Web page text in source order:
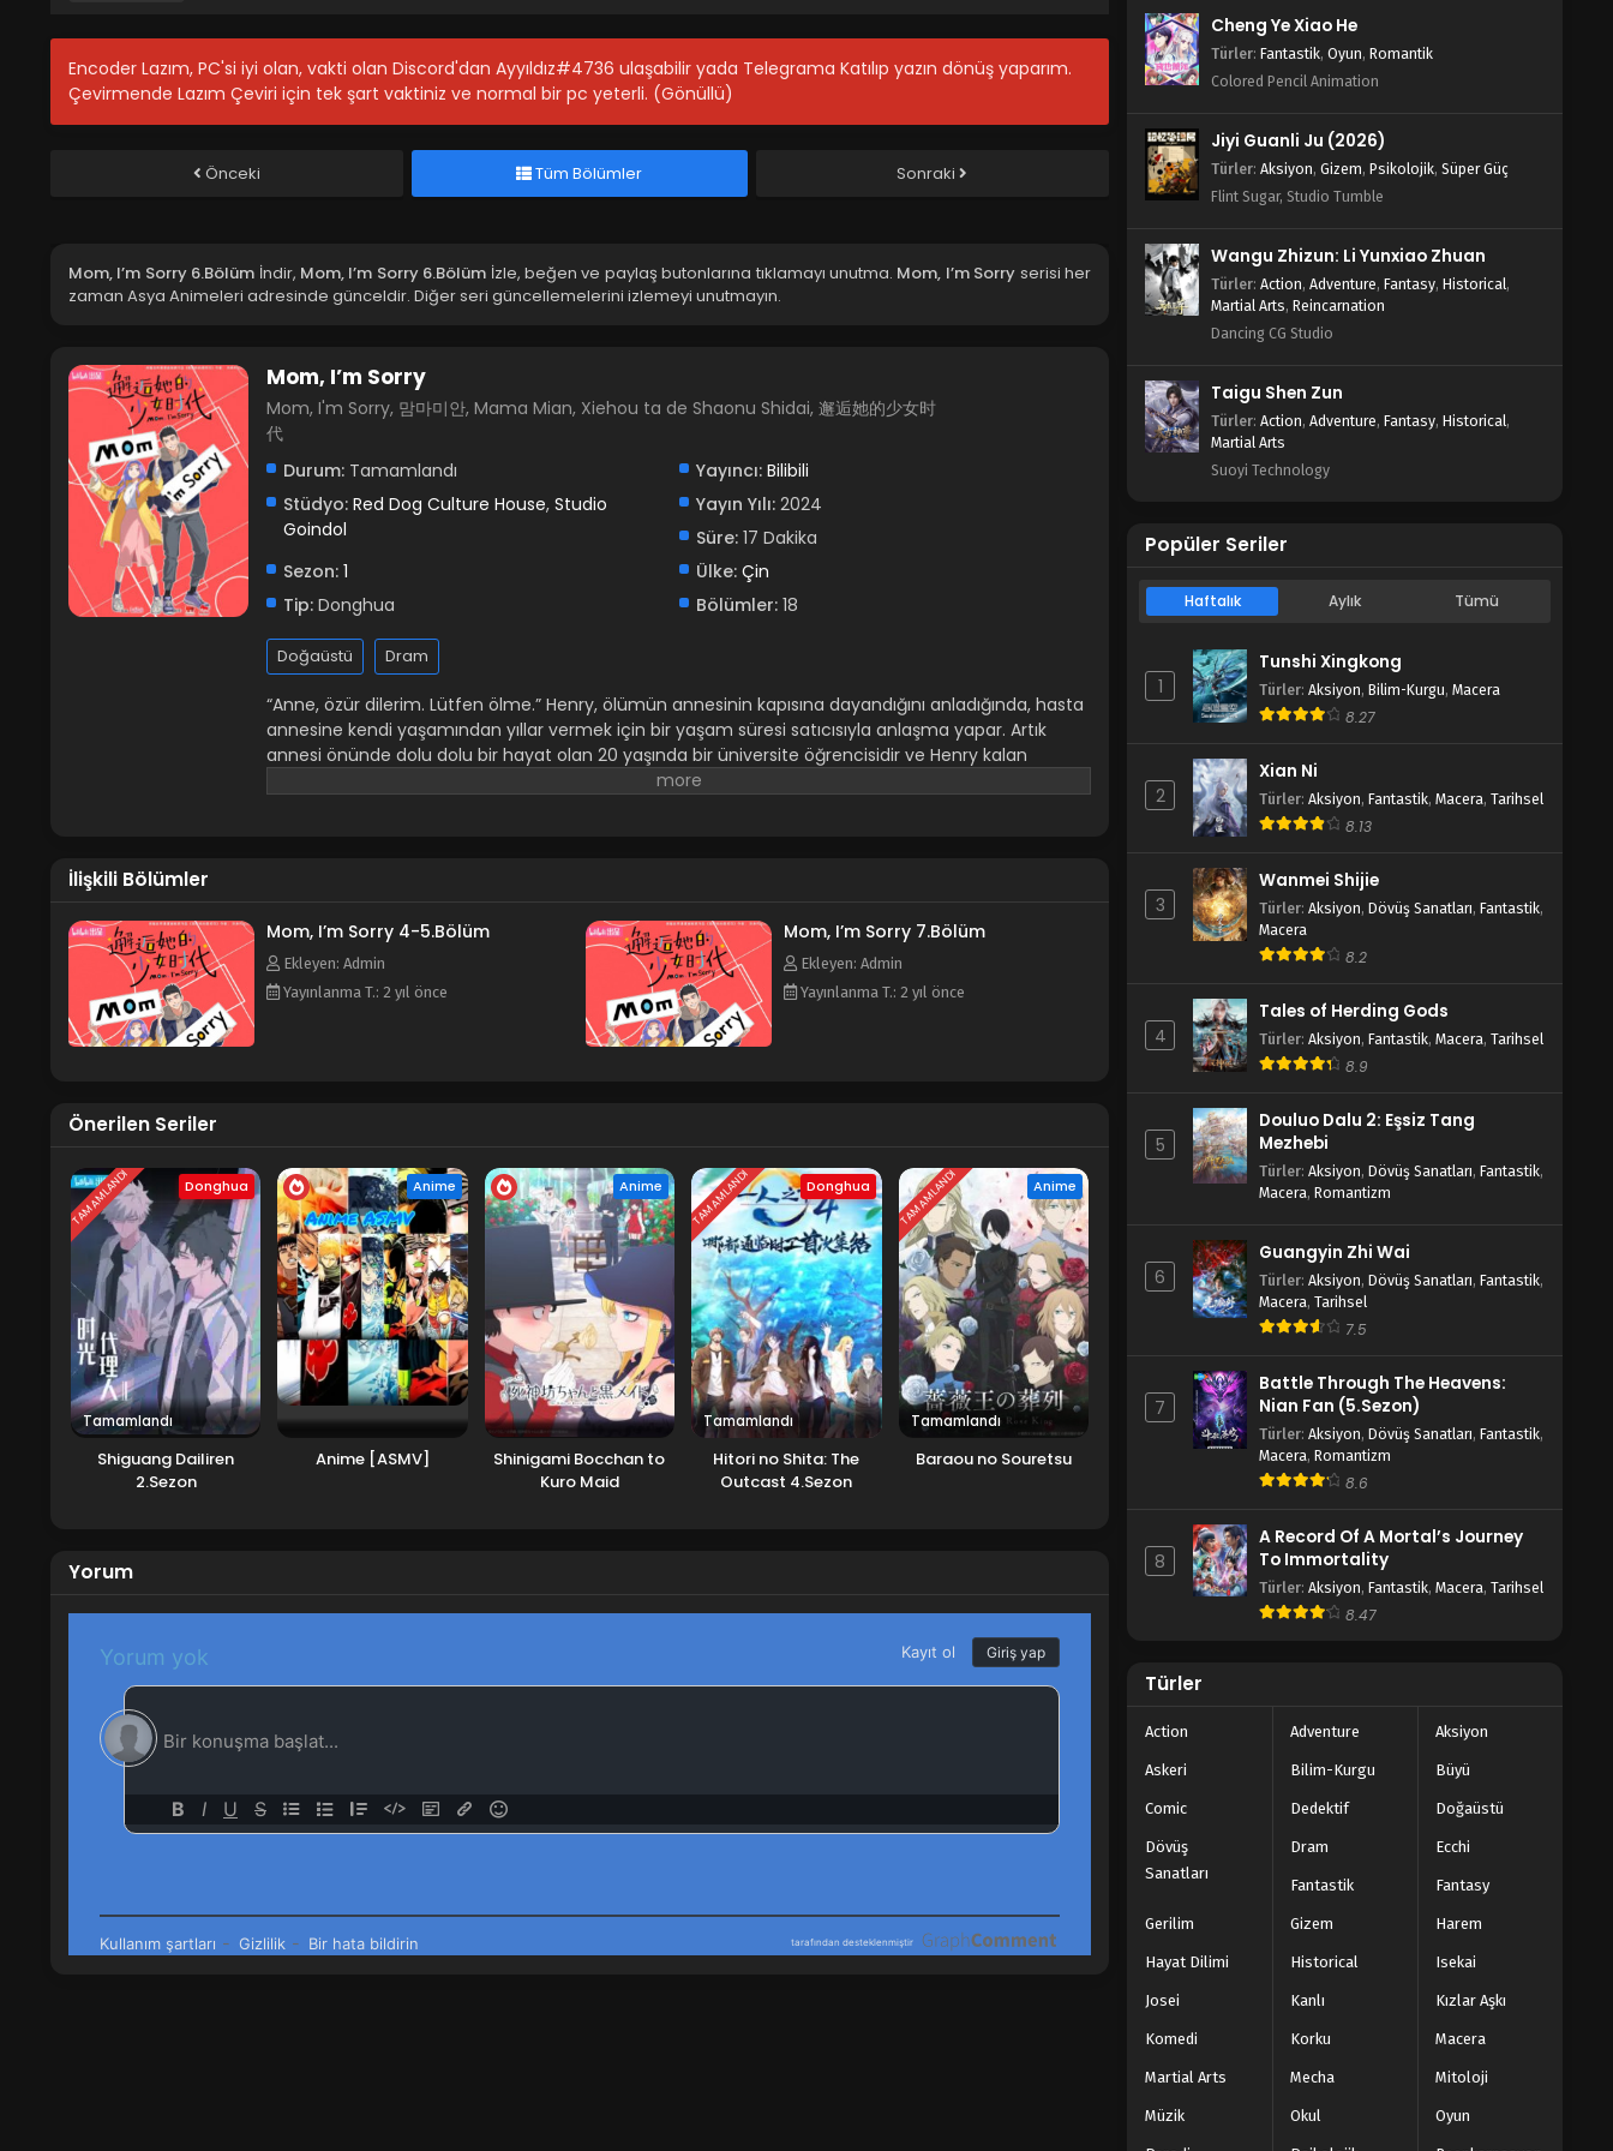
Encoder Lazım, PC'si iyi olan, vakti olan Discord'dan Ayyıldız#4736 ulaşabilir yada Telegrama Katılıp yazın dönüş yaparım.
Çevirmende Lazım Çeviri için tek şart vaktiniz ve normal bir pc yeterli. (Gönüllü)
Önceki Tüm Bölümler Sonraki
Mom, I’m Sorry 6.Bölüm İndir, Mom, I’m Sorry 6.Bölüm İzle, beğen ve paylaş butonlarına tıklamayı unutma. Mom, I’m Sorry serisi her
zaman Asya Animeleri adresinde günceldir. Diğer seri güncellemelerini izlemeyi unutmayın.
Mom, I’m Sorry
Mom, I'm Sorry, 맘마미안, Mama Mian, Xiehou ta de Shaonu Shidai, 邂逅她的少女时
代
Durum: Tamamlandı Yayıncı: Bilibili
Stüdyo: Red Dog Culture House, Studio
Goindol
Yayın Yılı:2024
Süre:17 Dakika
Sezon: 1 Ülke: Çin
Tip: Donghua Bölümler:18
Doğaüstü Dram
“Anne, özür dilerim. Lütfen ölme.” Henry, ölümün annesinin kapısına dayandığını anladığında, hasta
annesine kendi yaşamından yıllar vermek için bir yaşam süresi satıcısıyla anlaşma yapar. Artık
annesi önünde dolu dolu bir hayat olan 20 yaşında bir üniversite öğrencisidir ve Henry kalan
günlerini annesinin hayatı dolu dolu yaşamasına yardımcı olmaya adar. Ancak arkadaşı ona aşık
İlişkili Bölümler
Mom, I’m Sorry 4-5.Bölüm
Ekleyen: Admin
Yayınlanma T.: 2 yıl önce
Mom, I’m Sorry 7.Bölüm
Ekleyen: Admin
Yayınlanma T.: 2 yıl önce
Önerilen Seriler
TAMAMLANDI Donghua
Tamamlandı
Shiguang Dailiren
2.Sezon
Anime
Anime [ASMV]
Anime
Shinigami Bocchan to
Kuro Maid
TAMAMLANDI Donghua
Tamamlandı
Hitori no Shita: The
Outcast 4.Sezon
TAMAMLANDI Anime
Tamamlandı
Baraou no Souretsu
Yorum
Cheng Ye Xiao He
Türler: Fantastik, Oyun, Romantik
Colored Pencil Animation
Jiyi Guanli Ju (2026)
Türler: Aksiyon, Gizem, Psikolojik, Süper Güç
Flint Sugar, Studio Tumble
Wangu Zhizun: Li Yunxiao Zhuan
Türler: Action, Adventure, Fantasy, Historical,
Martial Arts, Reincarnation
Dancing CG Studio
Taigu Shen Zun
Türler: Action, Adventure, Fantasy, Historical,
Martial Arts
Suoyi Technology
Popüler Seriler
Haftalık Aylık Tümü
1
Tunshi Xingkong
Türler: Aksiyon, Bilim-Kurgu, Macera
8.27
2
Xian Ni
Türler: Aksiyon, Fantastik, Macera, Tarihsel
8.13
3
Wanmei Shijie
Türler: Aksiyon, Dövüş Sanatları, Fantastik,
Macera
8.2
4
Tales of Herding Gods
Türler: Aksiyon, Fantastik, Macera, Tarihsel
8.9
5
Douluo Dalu 2: Eşsiz Tang
Mezhebi
Türler: Aksiyon, Dövüş Sanatları, Fantastik,
Macera, Romantizm
6
Guangyin Zhi Wai
Türler: Aksiyon, Dövüş Sanatları, Fantastik,
Macera, Tarihsel
7.5
7
Battle Through The Heavens:
Nian Fan (5.Sezon)
Türler: Aksiyon, Dövüş Sanatları, Fantastik,
Macera, Romantizm
8.6
8
A Record Of A Mortal’s Journey
To Immortality
Türler: Aksiyon, Fantastik, Macera, Tarihsel
8.47
Türler
Action Adventure Aksiyon
Askeri Bilim-Kurgu Büyü
Comic Dedektif Doğaüstü
Dövüş
Sanatları
Dram Ecchi
Fantastik Fantasy
Gerilim Gizem Harem
Hayat Dilimi Historical Isekai
Josei Kanlı Kızlar Aşkı
Komedi Korku Macera
Martial Arts Mecha Mitoloji
Müzik Okul Oyun